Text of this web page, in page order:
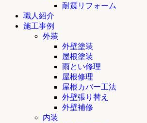
耐震リフォーム
職人紹介
施工事例
外装
外壁塗装
屋根塗装
雨とい修理
屋根修理
屋根カバー工法
外壁張り替え
外壁補修
内装